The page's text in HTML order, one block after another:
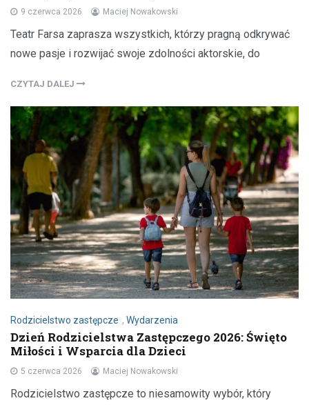
9 czerwca 2026 Maciej Nowakowski
Teatr Farsa zaprasza wszystkich, którzy pragną odkrywać
nowe pasje i rozwijać swoje zdolności aktorskie, do
CZYTAJ DALEJ
Rodzicielstwo zastępcze , Wydarzenia
Dzień Rodzicielstwa Zastępczego 2026: Święto
Miłości i Wsparcia dla Dzieci
5 czerwca 2026 Maciej Nowakowski
Rodzicielstwo zastępcze to niesamowity wybór, który